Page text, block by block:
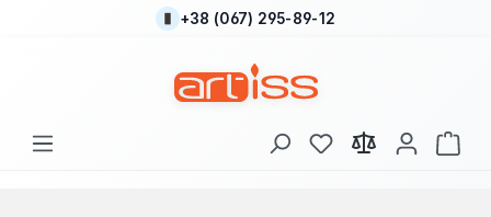
Перейти до основного вмісту
+38 (067) 295-89-12
У вас є 0 у списку